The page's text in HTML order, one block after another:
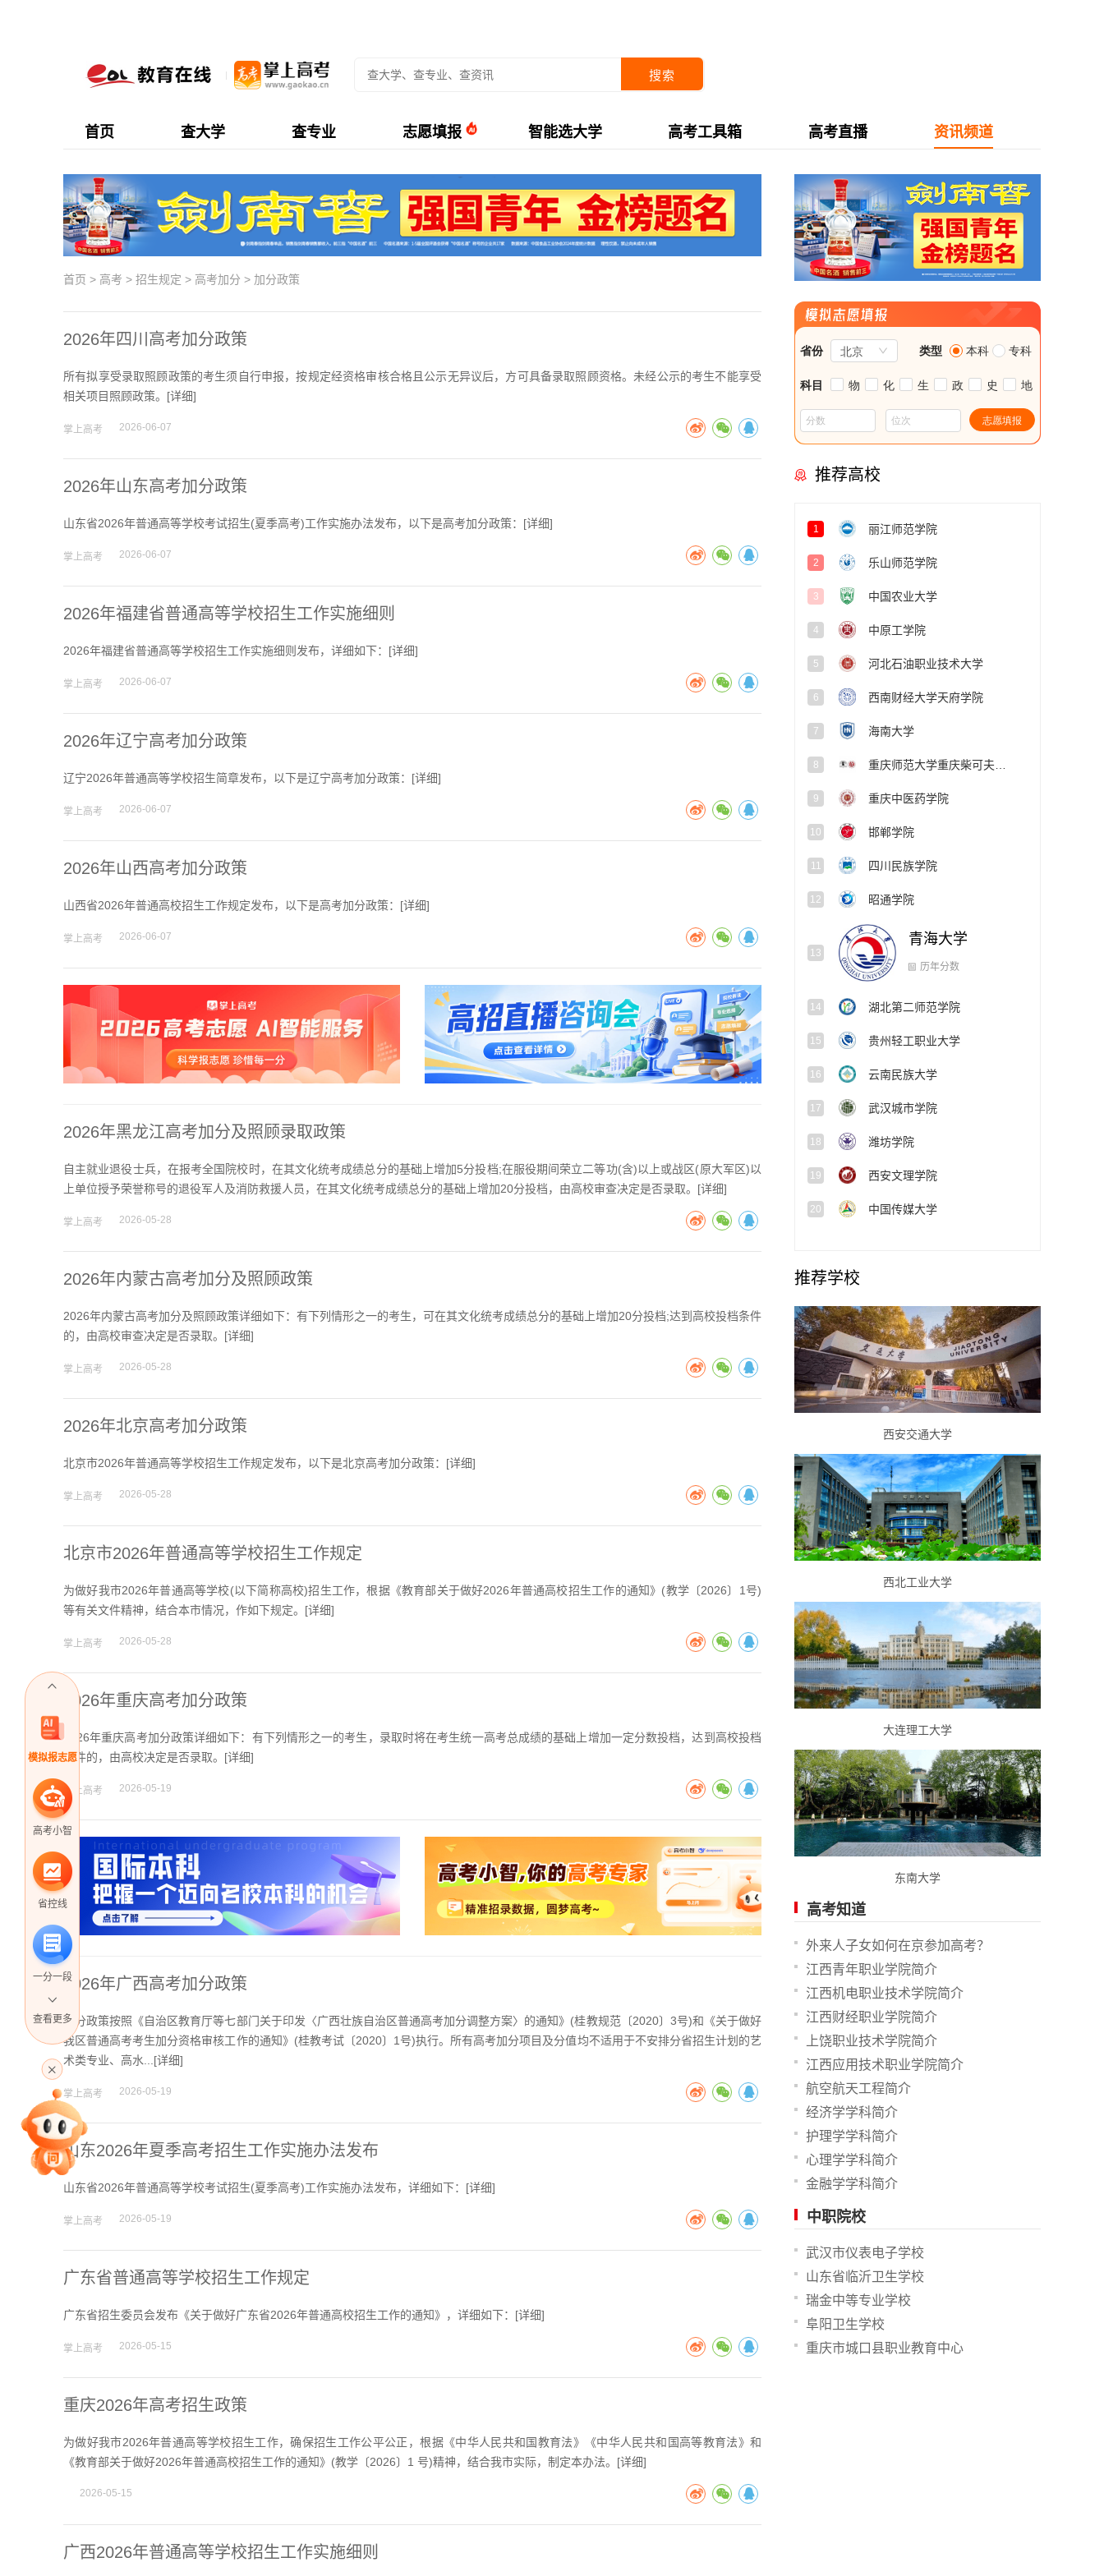
搜索
首页 查大学 查专业 志愿填报 智能选大学 高考工具箱 高考直播 资讯频道
模拟报志愿
高考小智
省控线
一分一段
专家指导课
高考作文
高考估分
查看更多
首页 > 高考 > 招生规定 > 高考加分 > 加分政策
2026年四川高考加分政策
所有拟享受录取照顾政策的考生须自行申报，按规定经资格审核合格且公示无异议后，方可具备录取照顾资格。未经公示的考生不能享受
相关项目照顾政策。[详细]
掌上高考 2026-06-07
2026年山东高考加分政策
山东省2026年普通高等学校考试招生(夏季高考)工作实施办法发布，以下是高考加分政策：[详细]
掌上高考 2026-06-07
2026年福建省普通高等学校招生工作实施细则
2026年福建省普通高等学校招生工作实施细则发布，详细如下：[详细]
掌上高考 2026-06-07
2026年辽宁高考加分政策
辽宁2026年普通高等学校招生简章发布，以下是辽宁高考加分政策：[详细]
掌上高考 2026-06-07
2026年山西高考加分政策
山西省2026年普通高校招生工作规定发布，以下是高考加分政策：[详细]
掌上高考 2026-06-07
2026年黑龙江高考加分及照顾录取政策
自主就业退役士兵，在报考全国院校时，在其文化统考成绩总分的基础上增加5分投档;在服役期间荣立二等功(含)以上或战区(原大军区)以
上单位授予荣誉称号的退役军人及消防救援人员，在其文化统考成绩总分的基础上增加20分投档，由高校审查决定是否录取。[详细]
掌上高考 2026-05-28
2026年内蒙古高考加分及照顾政策
2026年内蒙古高考加分及照顾政策详细如下：有下列情形之一的考生，可在其文化统考成绩总分的基础上增加20分投档;达到高校投档条件
的，由高校审查决定是否录取。[详细]
掌上高考 2026-05-28
2026年北京高考加分政策
北京市2026年普通高等学校招生工作规定发布，以下是北京高考加分政策：[详细]
掌上高考 2026-05-28
北京市2026年普通高等学校招生工作规定
为做好我市2026年普通高等学校(以下简称高校)招生工作，根据《教育部关于做好2026年普通高校招生工作的通知》(教学〔2026〕1号)
等有关文件精神，结合本市情况，作如下规定。[详细]
掌上高考 2026-05-28
2026年重庆高考加分政策
2026年重庆高考加分政策详细如下：有下列情形之一的考生，录取时将在考生统一高考总成绩的基础上增加一定分数投档，达到高校投档
条件的，由高校决定是否录取。[详细]
掌上高考 2026-05-19
2026年广西高考加分政策
加分政策按照《自治区教育厅等七部门关于印发〈广西壮族自治区普通高考加分调整方案〉的通知》(桂教规范〔2020〕3号)和《关于做好
我区普通高考考生加分资格审核工作的通知》(桂教考试〔2020〕1号)执行。所有高考加分项目及分值均不适用于不安排分省招生计划的艺
术类专业、高水...[详细]
掌上高考 2026-05-19
山东2026年夏季高考招生工作实施办法发布
山东省2026年普通高等学校考试招生(夏季高考)工作实施办法发布，详细如下：[详细]
掌上高考 2026-05-19
广东省普通高等学校招生工作规定
广东省招生委员会发布《关于做好广东省2026年普通高校招生工作的通知》，详细如下：[详细]
掌上高考 2026-05-15
重庆2026年高考招生政策
为做好我市2026年普通高等学校招生工作，确保招生工作公平公正，根据《中华人民共和国教育法》《中华人民共和国高等教育法》和
《教育部关于做好2026年普通高校招生工作的通知》(教学〔2026〕1 号)精神，结合我市实际，制定本办法。[详细]
2026-05-15
广西2026年普通高等学校招生工作实施细则
推荐高校
1 丽江师范学院
2 乐山师范学院
3 中国农业大学
4 中原工学院
5 河北石油职业技术大学
6 西南财经大学天府学院
7 海南大学
8
9 重庆中医药学院
10 邯郸学院
11 四川民族学院
12 昭通学院
青海大学
历年分数
15 贵州轻工职业大学
16 云南民族大学
17 武汉城市学院
18 潍坊学院
19 西安文理学院
20 中国传媒大学
推荐学校
西安交通大学
西北工业大学
大连理工大学
东南大学
高考知道
外来人子女如何在京参加高考？
江西青年职业学院简介
江西机电职业技术学院简介
江西财经职业学院简介
上饶职业技术学院简介
江西应用技术职业学院简介
航空航天工程简介
经济学学科简介
护理学学科简介
心理学学科简介
金融学学科简介
中职院校
武汉市仪表电子学校
山东省临沂卫生学校
瑞金中等专业学校
阜阳卫生学校
重庆市城口县职业教育中心